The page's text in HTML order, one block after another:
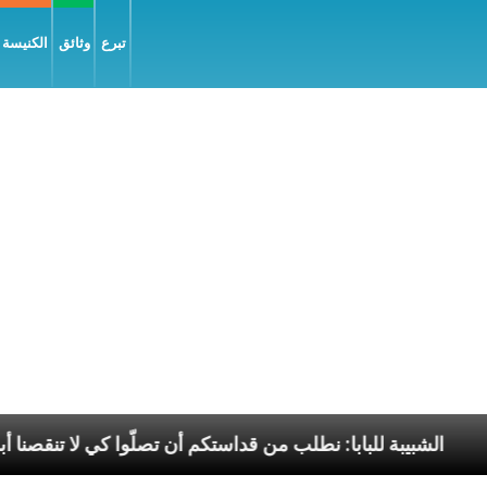
وثائق تبرع
الشبيبة للبابا: نطلب من قداستكم أن تصلّوا السّلام